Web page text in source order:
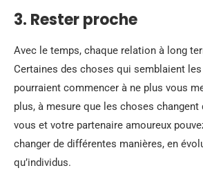
3. Rester proche
Avec le temps, chaque relation à long
Certaines des choses qui semblaient
pourraient commencer à ne plus vous
plus, à mesure que les choses changent
vous et votre partenaire amoureux
changer de différentes manières, en
qu’individus.